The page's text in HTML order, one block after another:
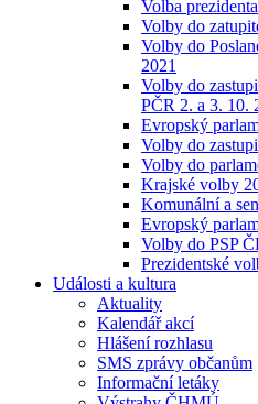
Volba
Volby do
Volby do
2021
Volby do
PČR 2. a 3. 10.
Evropský
Volby do
Volby do
Krajské volby
Komunální a
Evropský
Volby do PSP
Prezidentské
Události a kultura
Aktuality
Kalendář akcí
Hlášení rozhlasu
SMS zprávy občanům
Informační letáky